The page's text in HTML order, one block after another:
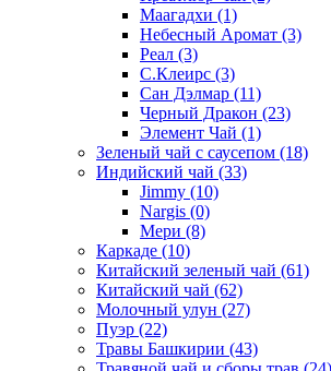
Маагадхи (1)
Небесный Аромат (3)
Реал (3)
С.Клеирс (3)
Сан Дэлмар (11)
Черный Дракон (23)
Элемент Чай (1)
Зеленый чай с саусепом (18)
Индийский чай (33)
Jimmy (10)
Nargis (0)
Мери (8)
Каркаде (10)
Китайский зеленый чай (61)
Китайский чай (62)
Молочный улун (27)
Пуэр (22)
Травы Башкирии (43)